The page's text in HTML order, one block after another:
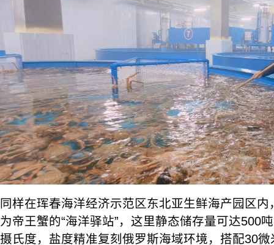
同样在珲春海洋经济示范区东北亚生鲜海产园区
为帝王蟹的“海洋驿站”，这里静态储存量可达500
摄氏度，盐度精准复刻俄罗斯海域环境，搭配30